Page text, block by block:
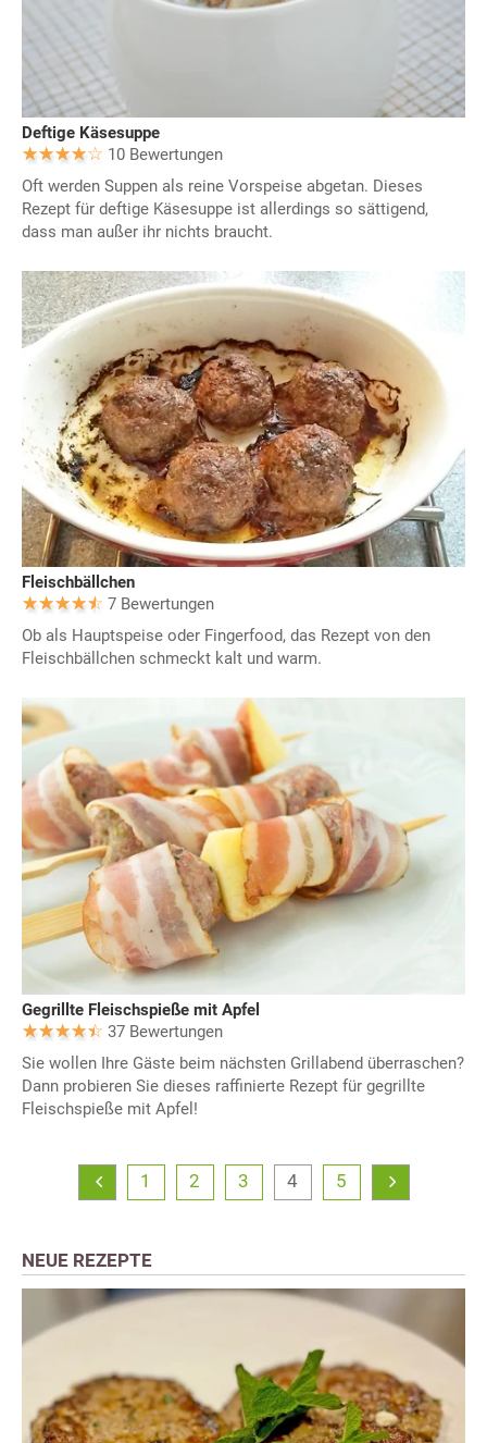
Deftige Käsesuppe
10 Bewertungen
Oft werden Suppen als reine Vorspeise abgetan. Dieses
Rezept für deftige Käsesuppe ist allerdings so sättigend,
dass man außer ihr nichts braucht.
Fleischbällchen
7 Bewertungen
Ob als Hauptspeise oder Fingerfood, das Rezept von den
Fleischbällchen schmeckt kalt und warm.
Gegrillte Fleischspieße mit Apfel
37 Bewertungen
Sie wollen Ihre Gäste beim nächsten Grillabend überraschen?
Dann probieren Sie dieses raffinierte Rezept für gegrillte
Fleischspieße mit Apfel!
1 2 3 4 5
NEUE REZEPTE